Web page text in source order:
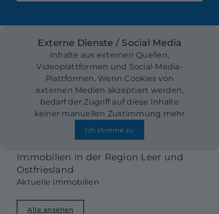
Externe Dienste / Social Media
Inhalte aus externen Quellen,
Videoplattformen und Social-Media-
Plattformen. Wenn Cookies von
externen Medien akzeptiert werden,
bedarf der Zugriff auf diese Inhalte
keiner manuellen Zustimmung mehr
Ich stimme zu
Immobilien in der Region Leer und
Ostfriesland
Aktuelle Immobilien
Alle ansehen